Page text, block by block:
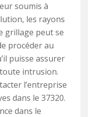
soumis à
les rayons
grillage peut se
procéder au
puisse assurer
intrusion.
l’entreprise
dans le 37320.
dans le